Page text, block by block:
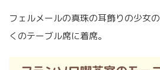
フェルメールの真珠の耳飾りの少女
くのテーブル席に着席。